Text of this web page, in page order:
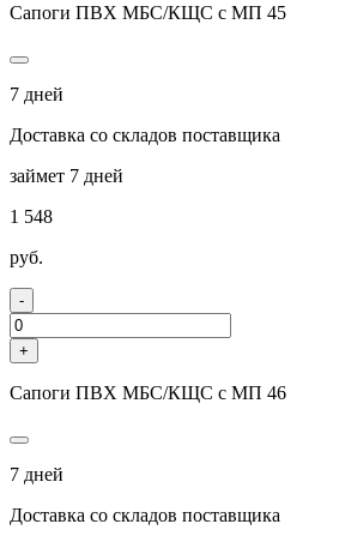
Сапоги ПВХ МБС/КЩС с МП 45
7 дней
Доставка со складов поставщика
займет 7 дней
1 548
руб.
-
+
Сапоги ПВХ МБС/КЩС с МП 46
7 дней
Доставка со складов поставщика